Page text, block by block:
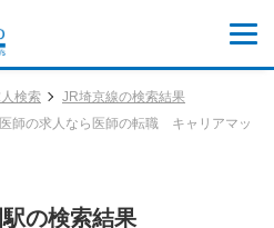
検索
JR埼京線の検索結果
師の求人なら医師の転職 キャリアマッ
駅の検索結果